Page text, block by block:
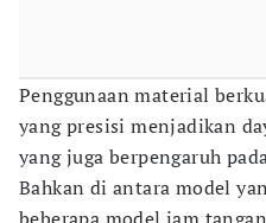
Penggunaan material
yang presisi menjadikan
yang juga berpengaruh
Bahkan di antara model